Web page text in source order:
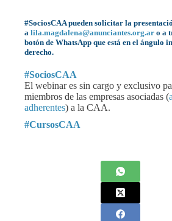
#SociosCAA pueden solicitar la
a lila.magdalena@anunciantes.org.ar o a
botón de WhatsApp que está en el ángulo
derecho.
#SociosCAA
El webinar es sin cargo y exclusivo
miembros de las empresas asociadas (
adherentes) a la CAA.
#CursosCAA